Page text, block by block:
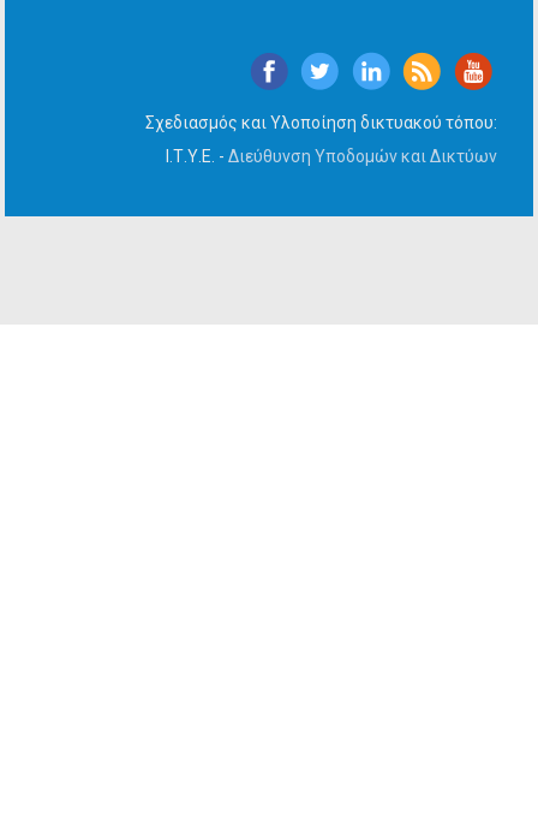
Σχεδιασμός και Υλοποίηση δικτυακού τόπου:
Ι.Τ.Υ.Ε. - Διεύθυνση Υποδομών και Δικτύων